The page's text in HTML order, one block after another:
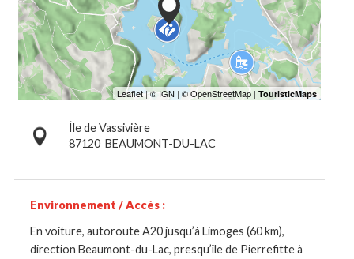
Île de Vassivière
87120 BEAUMONT-DU-LAC
Environnement / Accès :
En voiture, autoroute A20 jusqu’à Limoges (60 km),
direction Beaumont-du-Lac, presqu’île de Pierrefitte à